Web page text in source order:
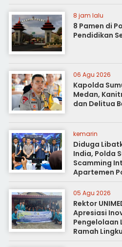
8 jam lalu
8 Pamen di
Pendidikan
06 Agu 2026
Kapolda
Medan,
dan Delitua
kemarin
Diduga
India, Polda
Scamming
Apartemen
05 Agu 2026
Rektor
Apresiasi
Pengelolaan
Ramah